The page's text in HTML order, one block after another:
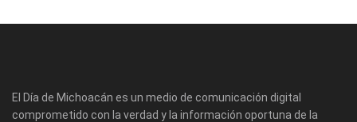
El Día de Michoacán es un medio de comunicación digital
comprometido con la verdad y la información oportuna de la